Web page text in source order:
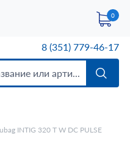
0
8 (351) 779-46-17
INTIG 320 T W DC PULSE